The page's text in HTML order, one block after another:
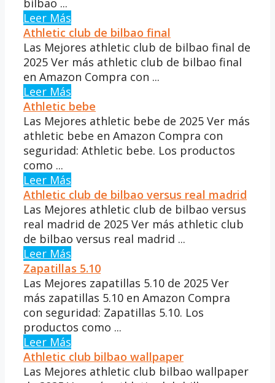
Leer Más
Athletic club de bilbao final
Las Mejores athletic club de bilbao final de
2025 Ver más athletic club de bilbao final
en Amazon Compra con ...
Leer Más
Athletic bebe
Las Mejores athletic bebe de 2025 Ver más
athletic bebe en Amazon Compra con
seguridad: Athletic bebe. Los productos
como ...
Leer Más
Athletic club de bilbao versus real madrid
Las Mejores athletic club de bilbao versus
real madrid de 2025 Ver más athletic club
de bilbao versus real madrid ...
Leer Más
Zapatillas 5.10
Las Mejores zapatillas 5.10 de 2025 Ver
más zapatillas 5.10 en Amazon Compra
con seguridad: Zapatillas 5.10. Los
productos como ...
Leer Más
Athletic club bilbao wallpaper
Las Mejores athletic club bilbao wallpaper